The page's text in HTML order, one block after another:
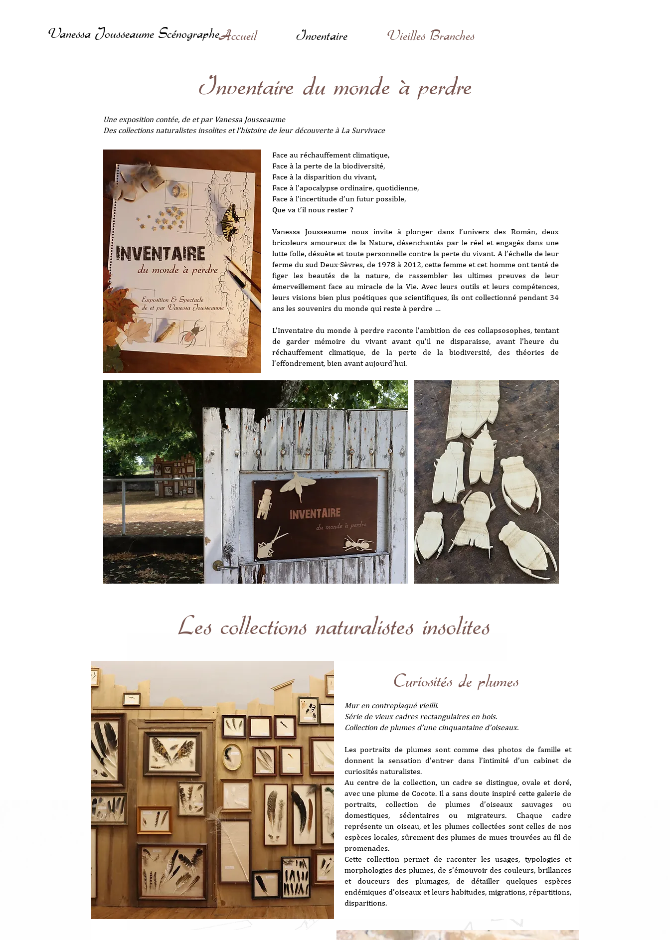
Vanessa Jousseaume Scénographe
Inventaire du monde à perdre
Une exposition contée, de et par Vanessa Jousseaume
Des collections naturalistes insolites et l’histoire de leur découverte à La Survivace
Face au réchauffement climatique,
Face à la perte de la biodiversité,
Face à la disparition du vivant,
Face à l’apocalypse ordinaire, quotidienne,
Face à l’incertitude d’un futur possible,
Que va t’il nous rester ?
Vanessa Jousseaume nous invite à plonger dans l’univers des Român, deux
bricoleurs amoureux de la Nature, désenchantés par le réel et engagés dans une
lutte folle, désuète et toute personnelle contre la perte du vivant. A l’échelle de leur
ferme du sud Deux-Sèvres, de 1978 à 2012, cette femme et cet homme ont tenté de
figer les beautés de la nature, de rassembler les ultimes preuves de leur
émerveillement face au miracle de la Vie. Avec leurs outils et leurs compétences,
leurs visions bien plus poétiques que scientifiques, ils ont collectionné pendant 34
ans les souvenirs du monde qui reste à perdre …
L’Inventaire du monde à perdre raconte l’ambition de ces collapsosophes, tentant
de garder mémoire du vivant avant qu’il ne disparaisse, avant l’heure du
réchauffement climatique, de la perte de la biodiversité, des théories de
l’effondrement, bien avant aujourd’hui.
Les collections naturalistes insolites
Curiosités de plumes
Mur en contreplaqué vieilli.
Série de vieux cadres rectangulaires en bois.
Collection de plumes d’une cinquantaine d’oiseaux.
Les portraits de plumes sont comme des photos de famille et
donnent la sensation d’entrer dans l’intimité d’un cabinet de
curiosités naturalistes.
Au centre de la collection, un cadre se distingue, ovale et doré,
avec une plume de Cocote. Il a sans doute inspiré cette galerie de
portraits, collection de plumes d’oiseaux sauvages ou
domestiques, sédentaires ou migrateurs. Chaque cadre
représente un oiseau, et les plumes collectées sont celles de nos
espèces locales, sûrement des plumes de mues trouvées au fil de
promenades.
Cette collection permet de raconter les usages, typologies et
morphologies des plumes, de s’émouvoir des couleurs, brillances
et douceurs des plumages, de détailler quelques espèces
endémiques d’oiseaux et leurs habitudes, migrations, répartitions,
disparitions.
Accueil Inventaire Vieilles Branches